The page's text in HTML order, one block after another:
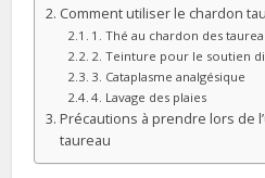
Comment utiliser le chardon
1. Thé au chardon des
2. Teinture pour le soutien
3. Cataplasme analgésique
4. Lavage des plaies
Précautions à prendre lors de
taureau